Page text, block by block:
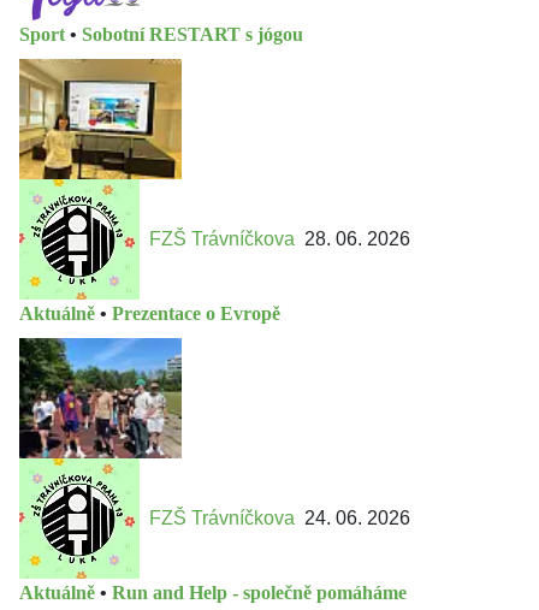
Sport • Sobotní RESTART s jógou
FZŠ Trávníčkova 28. 06. 2026
Aktuálně • Prezentace o Evropě
FZŠ Trávníčkova 24. 06. 2026
Aktuálně • Run and Help - společně pomáháme